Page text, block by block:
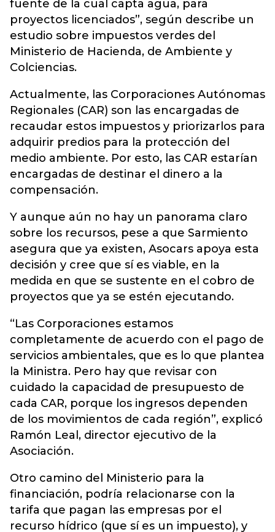
fuente de la cual capta agua, para
proyectos licenciados”, según describe un
estudio sobre impuestos verdes del
Ministerio de Hacienda, de Ambiente y
Colciencias.
Actualmente, las Corporaciones Autónomas
Regionales (CAR) son las encargadas de
recaudar estos impuestos y priorizarlos para
adquirir predios para la protección del
medio ambiente. Por esto, las CAR estarían
encargadas de destinar el dinero a la
compensación.
Y aunque aún no hay un panorama claro
sobre los recursos, pese a que Sarmiento
asegura que ya existen, Asocars apoya esta
decisión y cree que sí es viable, en la
medida en que se sustente en el cobro de
proyectos que ya se estén ejecutando.
“Las Corporaciones estamos
completamente de acuerdo con el pago de
servicios ambientales, que es lo que plantea
la Ministra. Pero hay que revisar con
cuidado la capacidad de presupuesto de
cada CAR, porque los ingresos dependen
de los movimientos de cada región”, explicó
Ramón Leal, director ejecutivo de la
Asociación.
Otro camino del Ministerio para la
financiación, podría relacionarse con la
tarifa que pagan las empresas por el
recurso hídrico (que sí es un impuesto), y